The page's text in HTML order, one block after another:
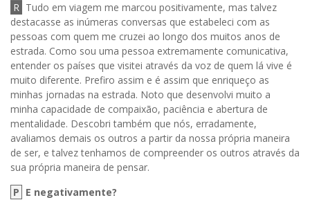
R Tudo em viagem me marcou positivamente, mas talvez
destacasse as inúmeras conversas que estabeleci com as
pessoas com quem me cruzei ao longo dos muitos anos de
estrada. Como sou uma pessoa extremamente comunicativa,
entender os países que visitei através da voz de quem lá vive é
muito diferente. Prefiro assim e é assim que enriqueço as
minhas jornadas na estrada. Noto que desenvolvi muito a
minha capacidade de compaixão, paciência e abertura de
mentalidade. Descobri também que nós, erradamente,
avaliamos demais os outros a partir da nossa própria maneira
de ser, e talvez tenhamos de compreender os outros através da
sua própria maneira de pensar.
P E negativamente?